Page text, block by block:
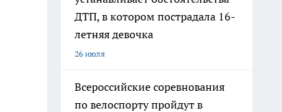
ДТП, в котором пострадала 16-
летняя девочка
26 июля
Всероссийские соревнования
по велоспорту пройдут в